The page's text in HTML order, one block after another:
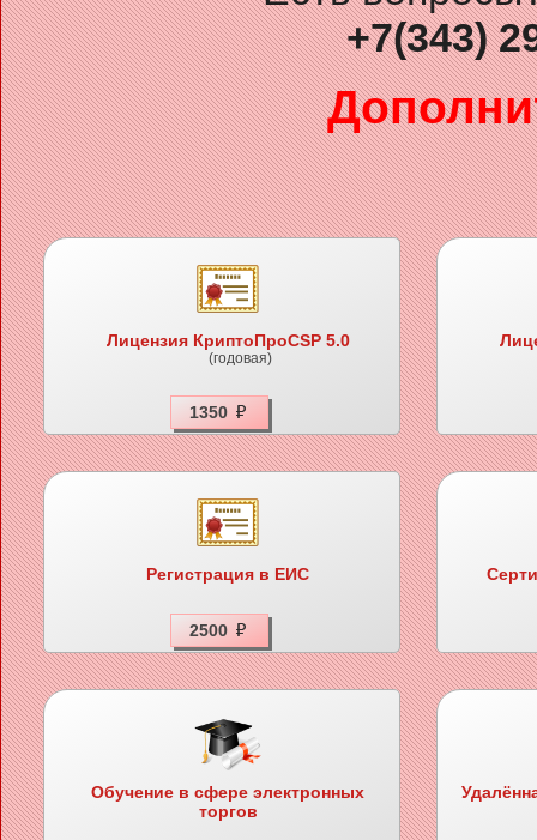
+7(343)
Лицензия КриптоПроCSP 5.0
(годовая)
1350
Регистрация в ЕИС
2500
Обучение в сфере электронных
торгов